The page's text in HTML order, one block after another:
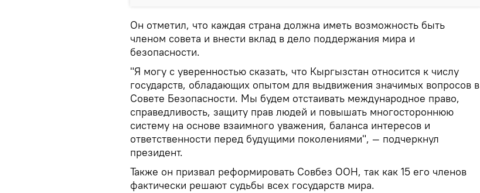
Он отметил, что каждая страна должна иметь возможность быть
членом совета и внести вклад в дело поддержания мира и
безопасности.
"Я могу с уверенностью сказать, что Кыргызстан относится к числу
государств, обладающих опытом для выдвижения значимых вопросов в
Совете Безопасности. Мы будем отстаивать международное право,
справедливость, защиту прав людей и повышать многостороннюю
систему на основе взаимного уважения, баланса интересов и
ответственности перед будущими поколениями", — подчеркнул
президент.
Также он призвал реформировать Совбез ООН, так как 15 его членов
фактически решают судьбы всех государств мира.